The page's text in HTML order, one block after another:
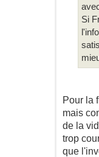
Si
Pour la
mais
de la
trop
que